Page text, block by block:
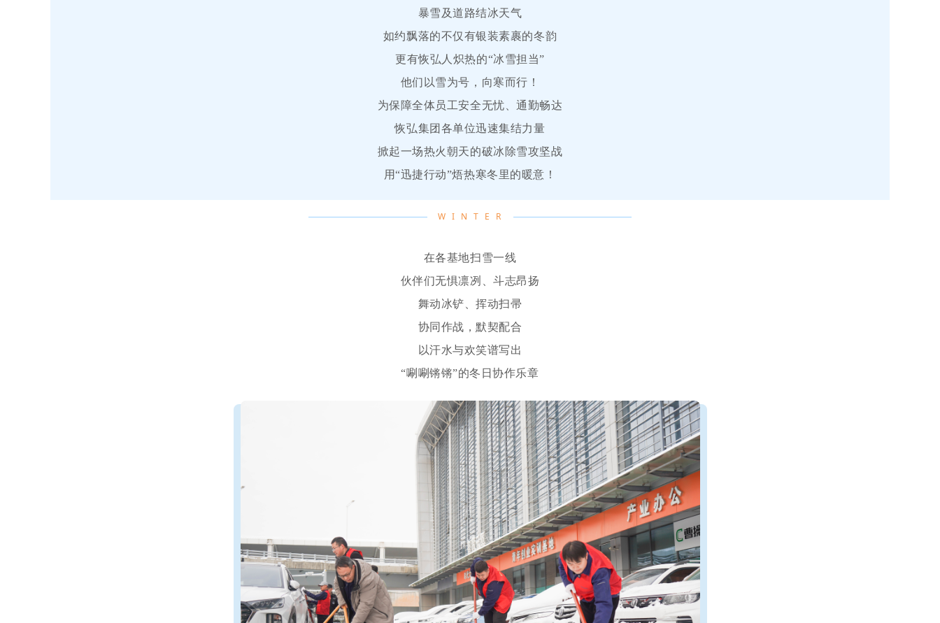
暴雪及道路结冰天气
如约飘落的不仅有银装素裹的冬韵
更有恢弘人炽热的“冰雪担当”
他们以雪为号，向寒而行！
为保障全体员工安全无忧、通勤畅达
恢弘集团各单位迅速集结力量
掀起一场热火朝天的破冰除雪攻坚战
用“迅捷行动”焐热寒冬里的暖意！
W I N T E R
在各基地扫雪一线
伙伴们无惧凛冽、斗志昂扬
舞动冰铲、挥动扫帚
协同作战，默契配合
以汗水与欢笑谱写出
“唰唰锵锵”的冬日协作乐章